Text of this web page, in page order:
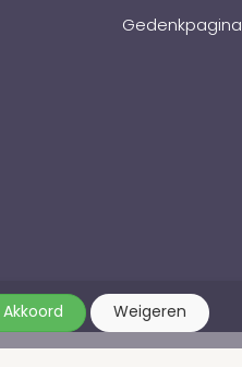
Gedenkpagina